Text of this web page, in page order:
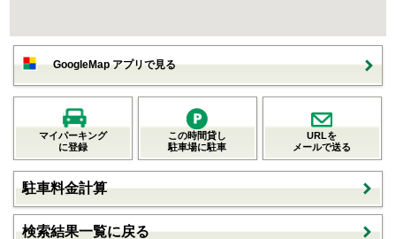
GoogleMap アプリで見る
マイパーキング
に登録
この時間貸し
駐車場に駐車
URLを
メールで送る
駐車料金計算
検索結果一覧に戻る